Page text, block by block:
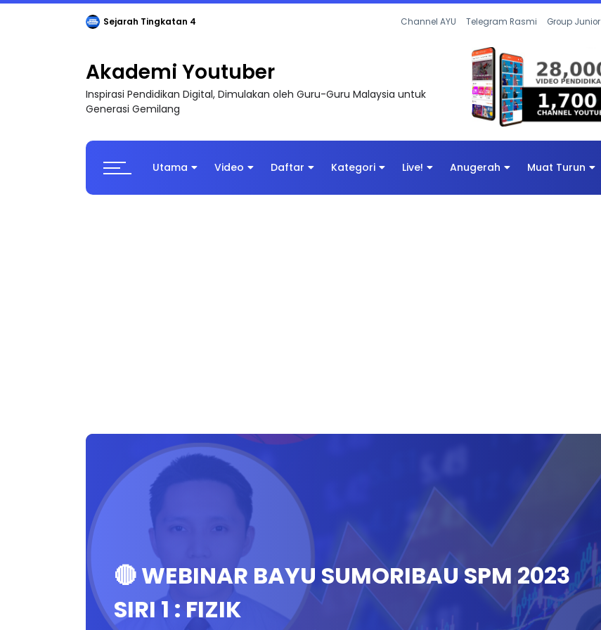
Sejarah Tingkatan 4 Channel AYU Telegram Rasmi Group Junior
Akademi Youtuber
Inspirasi Pendidikan Digital, Dimulakan oleh Guru-Guru Malaysia untuk
Generasi Gemilang
Utama Video Daftar Kategori Live! Anugerah Muat Turun
🔴 WEBINAR BAYU SUMORIBAU SPM 2023
SIRI 1 : FIZIK